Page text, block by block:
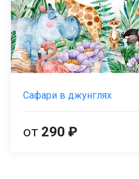
Сафари в джунглях
от 290 ₽